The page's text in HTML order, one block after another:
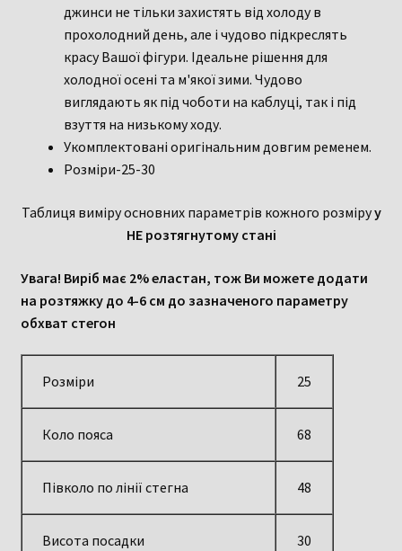
джинси не тільки захистять від холоду в
прохолодний день, але і чудово підкреслять
красу Вашої фігури. Ідеальне рішення для
холодної осені та м'якої зими. Чудово
виглядають як під чоботи на каблуці, так і під
взуття на низькому ходу.
Укомплектовані оригінальним довгим ременем.
Розміри-25-30
Таблиця виміру основних параметрів кожного розміруу
НЕ розтягнутому стані
Увага! Виріб має 2% еластан, тож Ви можете додати
на розтяжку до 4-6 см до зазначеного параметру
обхват стегон
Розміри 25
Коло пояса 68
Півколо по лінії стегна 48
Висота посадки 30